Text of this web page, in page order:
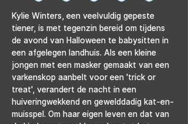
Kylie Winters, een veelvuldig gepeste
tiener, is met tegenzin bereid om tijdens
de avond van Halloween te babysitten in
een afgelegen landhuis. Als een kleine
jongen met een masker gemaakt van een
varkenskop aanbelt voor een 'trick or
treat', verandert de nacht in een
huiveringwekkend en gewelddadig kat-en-
muisspel. Om haar eigen leven en dat van